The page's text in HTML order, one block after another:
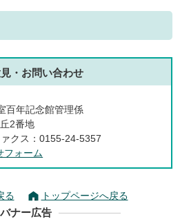
・お問い合わせ
百年記念館管理係
2番地
クス：0155-24-5357
フォーム
る トップページへ戻る
バナー広告